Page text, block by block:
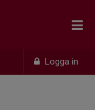
Logga in